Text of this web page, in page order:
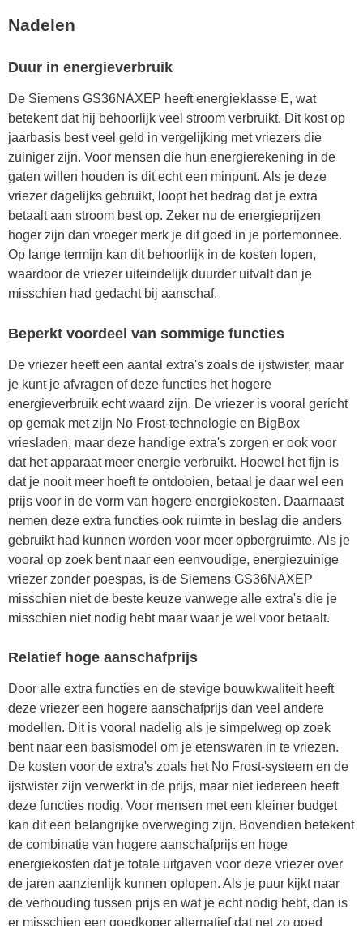
Nadelen
Duur in energieverbruik
De Siemens GS36NAXEP heeft energieklasse E, wat
betekent dat hij behoorlijk veel stroom verbruikt. Dit kost op
jaarbasis best veel geld in vergelijking met vriezers die
zuiniger zijn. Voor mensen die hun energierekening in de
gaten willen houden is dit echt een minpunt. Als je deze
vriezer dagelijks gebruikt, loopt het bedrag dat je extra
betaalt aan stroom best op. Zeker nu de energieprijzen
hoger zijn dan vroeger merk je dit goed in je portemonnee.
Op lange termijn kan dit behoorlijk in de kosten lopen,
waardoor de vriezer uiteindelijk duurder uitvalt dan je
misschien had gedacht bij aanschaf.
Beperkt voordeel van sommige functies
De vriezer heeft een aantal extra's zoals de ijstwister, maar
je kunt je afvragen of deze functies het hogere
energieverbruik echt waard zijn. De vriezer is vooral gericht
op gemak met zijn No Frost-technologie en BigBox
vriesladen, maar deze handige extra's zorgen er ook voor
dat het apparaat meer energie verbruikt. Hoewel het fijn is
dat je nooit meer hoeft te ontdooien, betaal je daar wel een
prijs voor in de vorm van hogere energiekosten. Daarnaast
nemen deze extra functies ook ruimte in beslag die anders
gebruikt had kunnen worden voor meer opbergruimte. Als je
vooral op zoek bent naar een eenvoudige, energiezuinige
vriezer zonder poespas, is de Siemens GS36NAXEP
misschien niet de beste keuze vanwege alle extra's die je
misschien niet nodig hebt maar waar je wel voor betaalt.
Relatief hoge aanschafprijs
Door alle extra functies en de stevige bouwkwaliteit heeft
deze vriezer een hogere aanschafprijs dan veel andere
modellen. Dit is vooral nadelig als je simpelweg op zoek
bent naar een basismodel om je etenswaren in te vriezen.
De kosten voor de extra's zoals het No Frost-systeem en de
ijstwister zijn verwerkt in de prijs, maar niet iedereen heeft
deze functies nodig. Voor mensen met een kleiner budget
kan dit een belangrijke overweging zijn. Bovendien betekent
de combinatie van hogere aanschafprijs en hoge
energiekosten dat je totale uitgaven voor deze vriezer over
de jaren aanzienlijk kunnen oplopen. Als je puur kijkt naar
de verhouding tussen prijs en wat je echt nodig hebt, dan is
er misschien een goedkoper alternatief dat net zo goed